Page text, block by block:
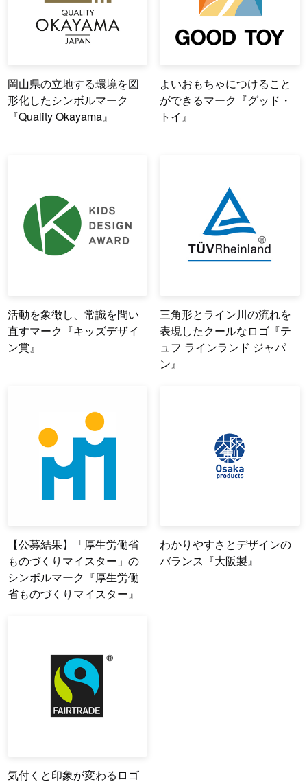
岡山県の立地する環境を図
形化したシンボルマーク
『Quality Okayama』
よいおもちゃにつけること
ができるマーク『グッド・
トイ』
活動を象徴し、常識を問い
直すマーク『キッズデザイ
ン賞』
三角形とライン川の流れを
表現したクールなロゴ『テ
ュフ ラインランド ジャパ
ン』
【公募結果】「厚生労働省
ものづくりマイスター」の
シンボルマーク『厚生労働
省ものづくりマイスター』
わかりやすさとデザインの
バランス『大阪製』
気付くと印象が変わるロゴ